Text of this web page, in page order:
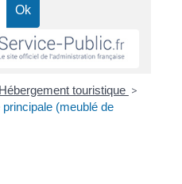
Hébergement touristique >
(meublé de